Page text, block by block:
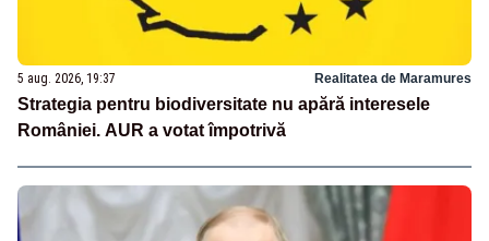
5 aug. 2026, 19:37 Realitatea de Maramures
Strategia pentru biodiversitate nu apără interesele
României. AUR a votat împotrivă